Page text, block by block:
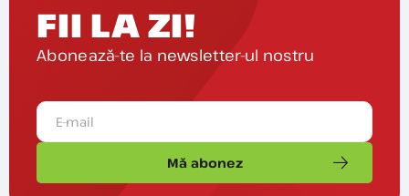
FII LA ZI!
Abonează-te la newsletter-ul nostru
Mă abonez